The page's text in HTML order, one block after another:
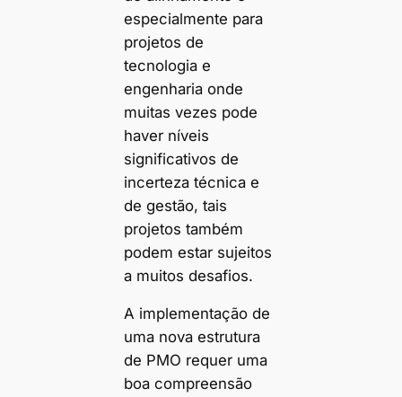
especialmente para
projetos de
tecnologia e
engenharia onde
muitas vezes pode
haver níveis
significativos de
incerteza técnica e
de gestão, tais
projetos também
podem estar sujeitos
a muitos desafios.
A implementação de
uma nova estrutura
de PMO requer uma
boa compreensão